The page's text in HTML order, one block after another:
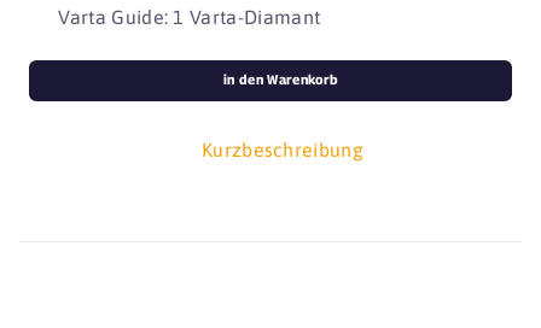
Varta Guide: 1 Varta-Diamant
Kurzbeschreibung
in den Warenkorb